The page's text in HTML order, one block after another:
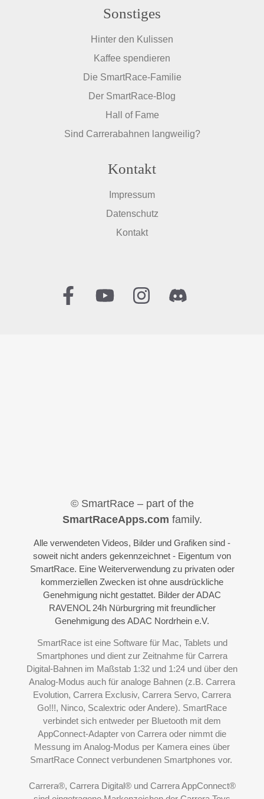
Sonstiges
Hinter den Kulissen
Kaffee spendieren
Die SmartRace-Familie
Der SmartRace-Blog
Hall of Fame
Sind Carrerabahnen langweilig?
Kontakt
Impressum
Datenschutz
Kontakt
© SmartRace – part of the
SmartRaceApps.com family.
Alle verwendeten Videos, Bilder und Grafiken sind -
soweit nicht anders gekennzeichnet - Eigentum von
SmartRace. Eine Weiterverwendung zu privaten oder
kommerziellen Zwecken ist ohne ausdrückliche
Genehmigung nicht gestattet. Bilder der ADAC
RAVENOL 24h Nürburgring mit freundlicher
Genehmigung des ADAC Nordrhein e.V.
SmartRace ist eine Software für Mac, Tablets und
Smartphones und dient zur Zeitnahme für Carrera
Digital-Bahnen im Maßstab 1:32 und 1:24 und über den
Analog-Modus auch für analoge Bahnen (z.B. Carrera
Evolution, Carrera Exclusiv, Carrera Servo, Carrera
Go!!!, Ninco, Scalextric oder Andere). SmartRace
verbindet sich entweder per Bluetooth mit dem
AppConnect-Adapter von Carrera oder nimmt die
Messung im Analog-Modus per Kamera eines über
SmartRace Connectverbundenen Smartphones vor.
Carrera®, Carrera Digital® und Carrera AppConnect®